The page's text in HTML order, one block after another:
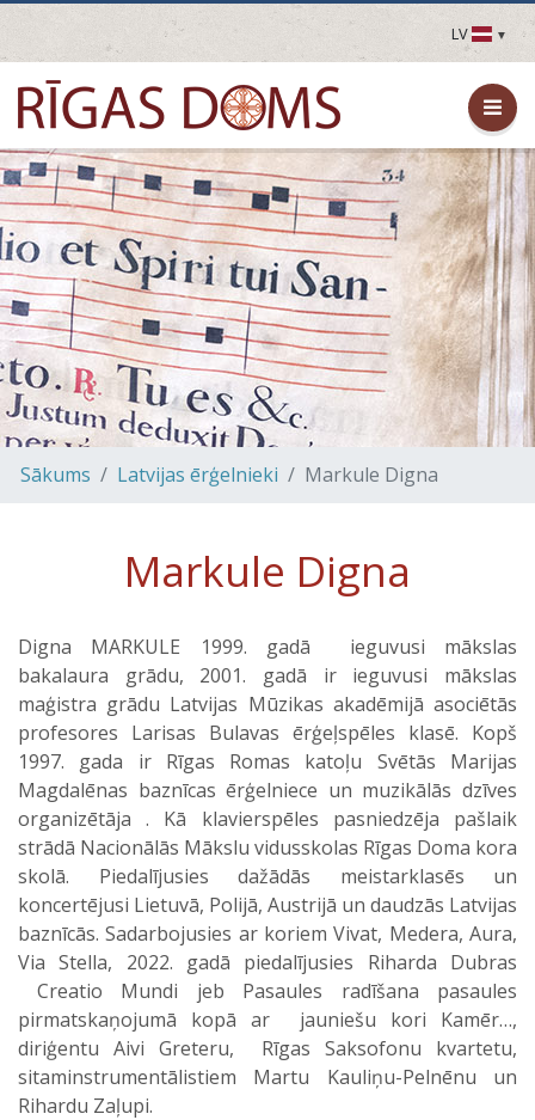
LV
LV
EN
DE
FR
UA
LT
EE
FI
Sākums Latvijas ērģelnieki Markule Digna
Markule Digna
Digna MARKULE 1999. gadā ieguvusi mākslas
bakalaura grādu, 2001. gadā ir ieguvusi mākslas
maģistra grādu Latvijas Mūzikas akadēmijā asociētās
profesores Larisas Bulavas ērģeļspēles klasē. Kopš
1997. gada ir Rīgas Romas katoļu Svētās Marijas
Magdalēnas baznīcas ērģelniece un muzikālās dzīves
organizētāja . Kā klavierspēles pasniedzēja pašlaik
strādā Nacionālās Mākslu vidusskolas Rīgas Doma kora
skolā. Piedalījusies dažādās meistarklasēs un
koncertējusi Lietuvā, Polijā, Austrijā un daudzās Latvijas
baznīcās. Sadarbojusies ar koriem Vivat, Medera, Aura,
Via Stella, 2022. gadā piedalījusies Riharda Dubras
Creatio Mundi jeb Pasaules radīšana pasaules
pirmatskaņojumā kopā ar jauniešu kori Kamēr…,
diriģentu Aivi Greteru, Rīgas Saksofonu kvartetu,
sitaminstrumentālistiem Martu Kauliņu-Pelnēnu un
Rihardu Zaļupi.